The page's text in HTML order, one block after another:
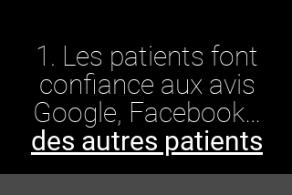
1. Les patients font
confiance aux avis
Google, Facebook…
des autres patients